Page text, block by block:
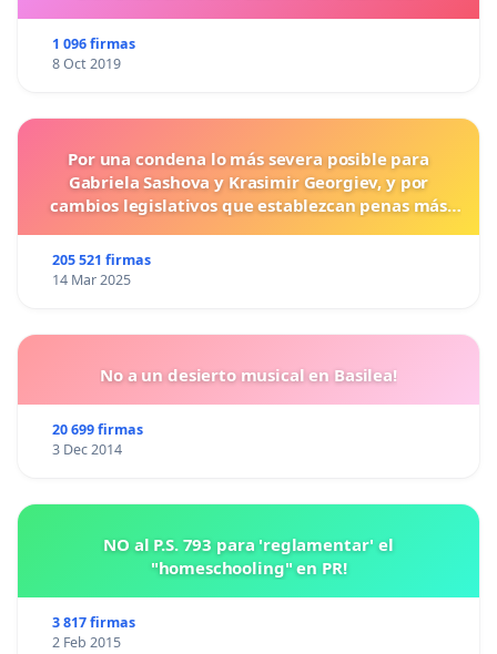
1 096 firmas
8 Oct 2019
Por una condena lo más severa posible para
Gabriela Sashova y Krasimir Georgiev, y por
cambios legislativos que establezcan penas más
205 521 firmas
14 Mar 2025
No a un desierto musical en Basilea!
20 699 firmas
3 Dec 2014
NO al P.S. 793 para 'reglamentar' el
"homeschooling" en PR!
3 817 firmas
2 Feb 2015